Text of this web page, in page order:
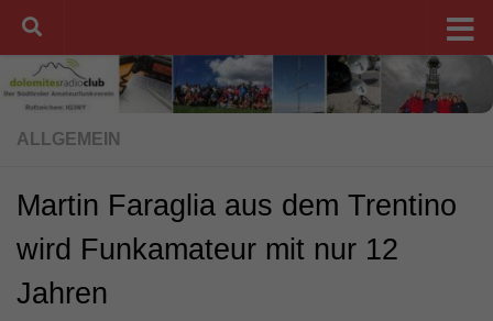
Unter dem Inhalt
ALLGEMEIN
Martin Faraglia aus dem Trentino
wird Funkamateur mit nur 12
Jahren